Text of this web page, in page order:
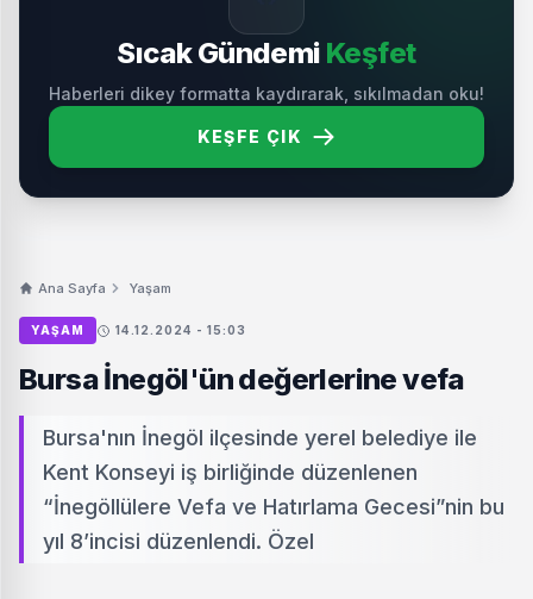
Sıcak Gündemi Keşfet
Haberleri dikey formatta kaydırarak, sıkılmadan oku!
KEŞFE ÇIK
Ana Sayfa Yaşam
YAŞAM 14.12.2024 - 15:03
Bursa İnegöl'ün değerlerine vefa
Bursa'nın İnegöl ilçesinde yerel belediye ile
Kent Konseyi iş birliğinde düzenlenen
“İnegöllülere Vefa ve Hatırlama Gecesi”nin bu
yıl 8’incisi düzenlendi. Özel